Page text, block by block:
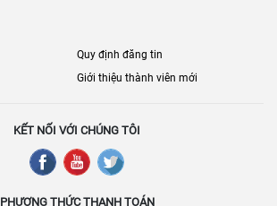
Quy định đăng tin
Giới thiệu thành viên mới
KẾT NỐI VỚI CHÚNG TÔI
PHƯƠNG THỨC THANH TOÁN